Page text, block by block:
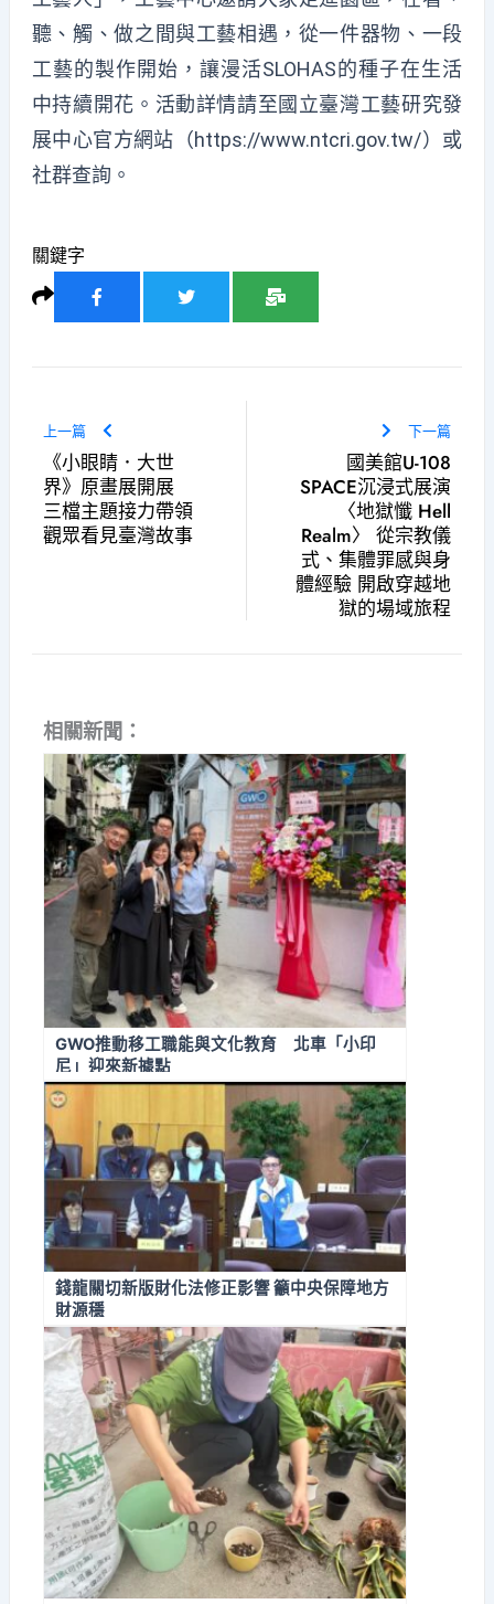
聽、觸、做之間與工藝相遇，從一件器物、一段
工藝的製作開始，讓漫活SLOHAS的種子在生活
中持續開花。活動詳情請至國立臺灣工藝研究發
展中心官方網站（https://www.ntcri.gov.tw/）或
社群查詢。
關鍵字
上一篇
《小眼睛．大世
界》原畫展開展
三檔主題接力帶領
觀眾看見臺灣故事
下一篇
國美館U-108
SPACE沉浸式展演
〈地獄懺 Hell
Realm〉 從宗教儀
式、集體罪感與身
體經驗 開啟穿越地
獄的場域旅程
相關新聞：
GWO推動移工職能與文化教育 北車「小印
尼」迎來新據點
錢龍關切新版財化法修正影響 籲中央保障地方
財源穩